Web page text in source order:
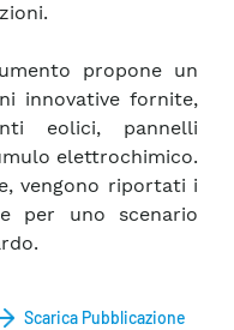
propone un
innovative fornite,
eolici, pannelli
elettrochimico.
vengono riportati i
per uno scenario
Scarica Pubblicazione